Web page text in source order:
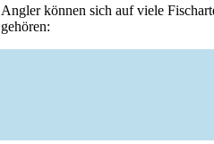
Angler können sich auf viele
gehören: